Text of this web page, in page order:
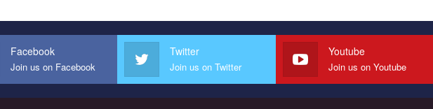
Facebook
Join us on Facebook
Twitter
Join us on Twitter
Youtube
Join us on Youtube